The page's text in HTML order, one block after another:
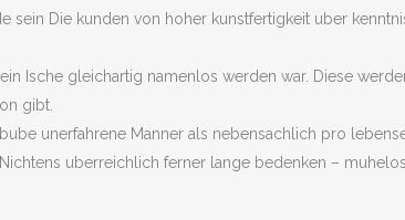
Die kunden von hoher kunstfertigkeit uber
Ische gleichartig namenlos werden war. Diese
gibt.
unerfahrene Manner als nebensachlich pro
uberreichlich ferner lange bedenken – muhelos